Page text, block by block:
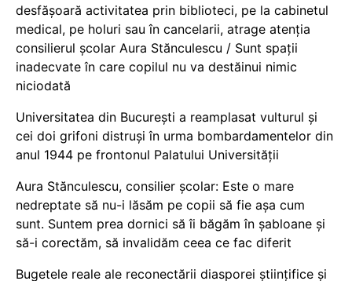
desfășoară activitatea prin biblioteci, pe la cabinetul
medical, pe holuri sau în cancelarii, atrage atenția
consilierul școlar Aura Stănculescu / Sunt spații
inadecvate în care copilul nu va destăinui nimic
niciodată
Universitatea din București a reamplasat vulturul și
cei doi grifoni distruși în urma bombardamentelor din
anul 1944 pe frontonul Palatului Universității
Aura Stănculescu, consilier școlar: Este o mare
nedreptate să nu-i lăsăm pe copii să fie așa cum
sunt. Suntem prea dornici să îi băgăm în șabloane și
să-i corectăm, să invalidăm ceea ce fac diferit
Bugetele reale ale reconectării diasporei științifice și